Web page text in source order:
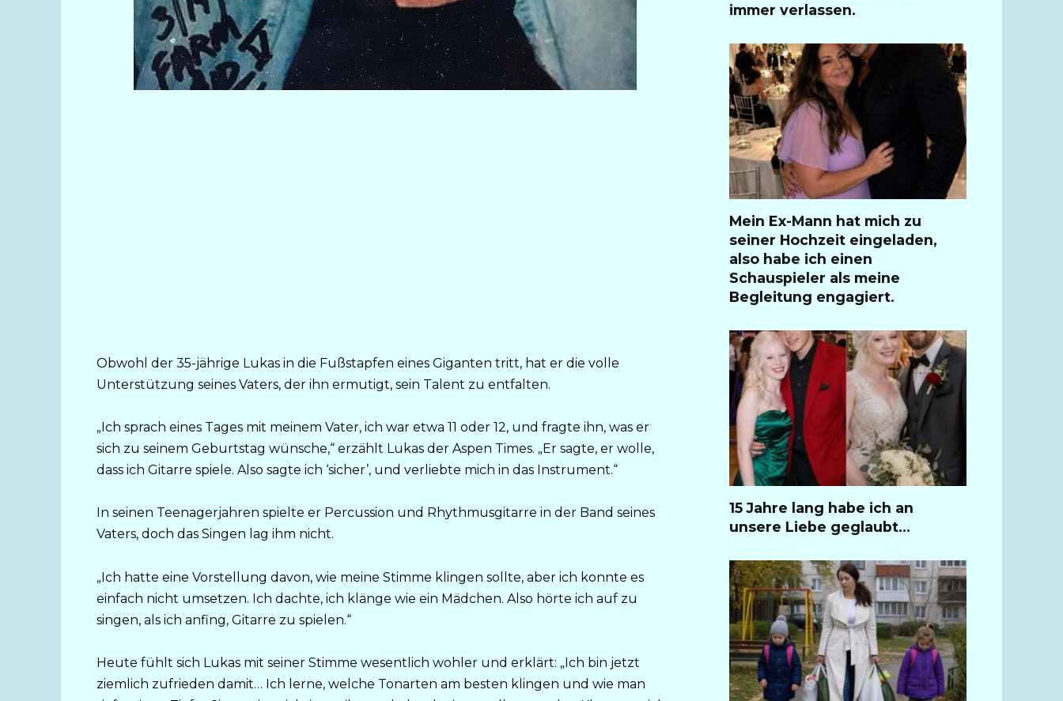
Obwohl der 35-jährige Lukas in die Fußstapfen eines Giganten tritt, hat er die volle
Unterstützung seines Vaters, der ihn ermutigt, sein Talent zu entfalten.
„Ich sprach eines Tages mit meinem Vater, ich war etwa 11 oder 12, und fragte ihn, was er
sich zu seinem Geburtstag wünsche,“ erzählt Lukas der Aspen Times. „Er sagte, er wolle,
dass ich Gitarre spiele. Also sagte ich ‘sicher’, und verliebte mich in das Instrument.“
In seinen Teenagerjahren spielte er Percussion und Rhythmusgitarre in der Band seines
Vaters, doch das Singen lag ihm nicht.
„Ich hatte eine Vorstellung davon, wie meine Stimme klingen sollte, aber ich konnte es
einfach nicht umsetzen. Ich dachte, ich klänge wie ein Mädchen. Also hörte ich auf zu
singen, als ich anfing, Gitarre zu spielen.“
Heute fühlt sich Lukas mit seiner Stimme wesentlich wohler und erklärt: „Ich bin jetzt
ziemlich zufrieden damit… Ich lerne, welche Tonarten am besten klingen und wie man
immer verlassen.
Mein Ex-Mann hat mich zu
seiner Hochzeit eingeladen,
also habe ich einen
Schauspieler als meine
Begleitung engagiert.
15 Jahre lang habe ich an
unsere Liebe geglaubt…